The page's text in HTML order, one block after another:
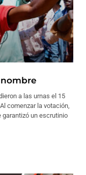
a las urnas el 15
comenzar la votación,
garantizó un escrutinio